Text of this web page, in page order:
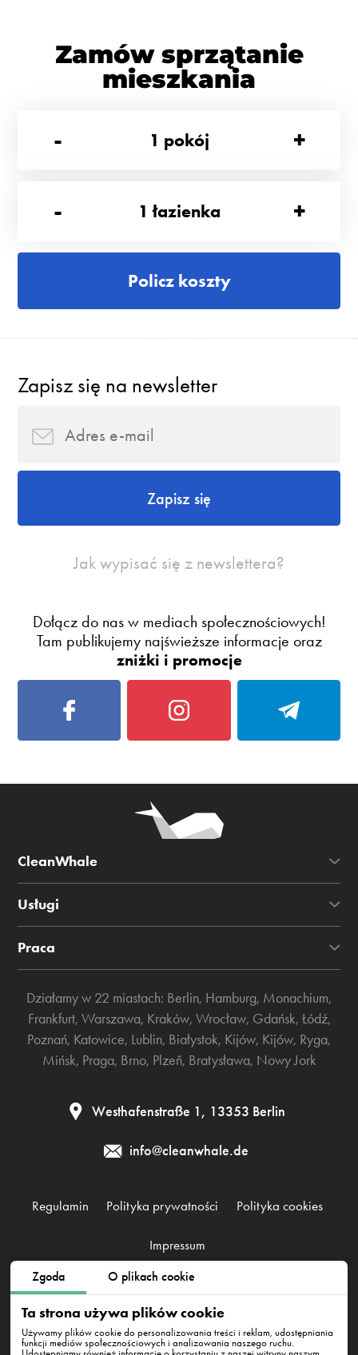
Zgoda O plikach cookie
Ta strona używa plików cookie
Używamy plików cookie do personalizowania treści i reklam, udostępniania
funkcji mediów społecznościowych i analizowania naszego ruchu.
Zamów sprzątanie
mieszkania
-
1 pokój +
- 1 łazienka +
Policz koszty
Zapisz się na newsletter
Zapisz się
Jak wypisać się z newslettera?
Dołącz do nas w mediach społecznościowych!
Tam publikujemy najświeższe informacje oraz
zniżki i promocje
CleanWhale
Usługi
Praca
Działamy w 22 miastach: Berlin, Hamburg, Monachium,
Frankfurt, Warszawa, Kraków, Wrocław, Gdańsk, Łódź,
Poznań, Katowice, Lublin, Białystok, Kijów, Kijów, Ryga,
Mińsk, Praga, Brno, Plzeň, Bratysława, Nowy Jork
Westhafenstraße 1, 13353 Berlin
info@cleanwhale.de
Regulamin Polityka prywatności Polityka cookies
Impressum
CleanWhale GmbH, HRB 240046 B, DE353460818
Westhafenstraße 1, 13353 Berlin